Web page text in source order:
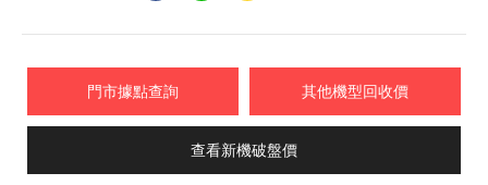
門市據點查詢 其他機型回收價
查看新機破盤價